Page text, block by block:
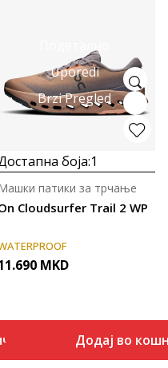
Uporedi
Brzi Pregled
боја:1
Cloudsurfer Trail 2 WP
патики за трчање
MKD
Додај во